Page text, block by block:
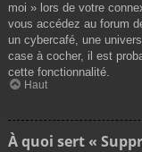
moi » lors de votre
vous accédez au forum
un cybercafé, une
case à cocher, il est
cette fonctionnalité.
Haut
À quoi sert «